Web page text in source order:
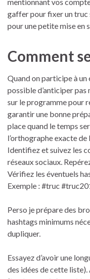
gaffer pour fixer un truc
pour une petite mise en
Comment
Quand on participe à un
possible d’anticiper pas
sur le programme pour
garantir une bonne
place quand le temps
l’orthographe exacte de
Identifiez et suivez les
réseaux sociaux.
Vérifiez les éventuels
Exemple : #truc
Perso je prépare des
hashtags minimums
dupliquer.
Essayez d’avoir une
des idées de cette